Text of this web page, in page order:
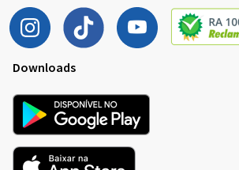
Downloads